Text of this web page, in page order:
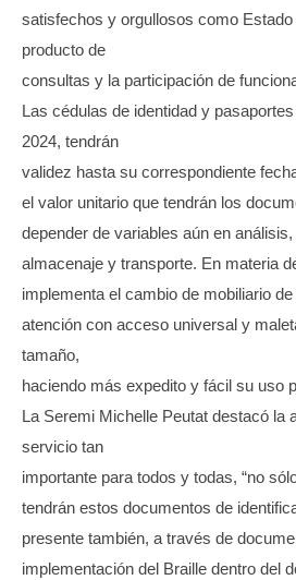
satisfechos y orgullosos como
producto de
consultas y la participación de
Las cédulas de identidad y
2024, tendrán
validez hasta su correspondiente
el valor unitario que tendrán los
depender de variables aún en
almacenaje y transporte. En materia
implementa el cambio de mobiliario
atención con acceso universal y
tamaño,
haciendo más expedito y fácil su uso
La Seremi Michelle Peutat destacó la
servicio tan
importante para todos y todas, “no
tendrán estos documentos de
presente también, a través de
implementación del Braille dentro del